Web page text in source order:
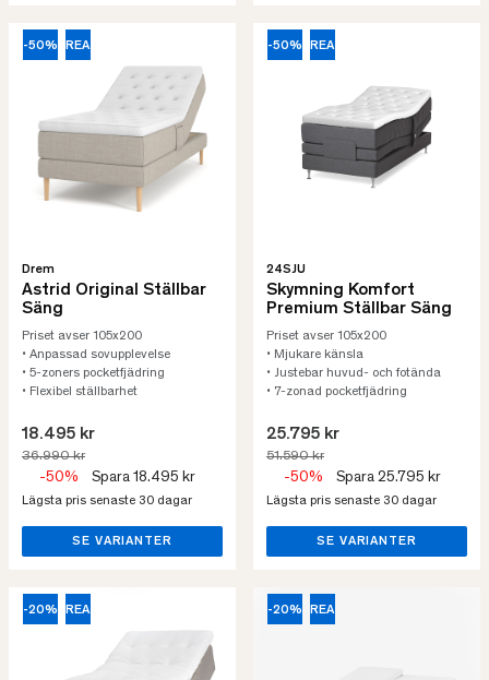
-50% REA
Drem
Astrid Original Ställbar
Säng
Priset avser 105x200
• Anpassad sovupplevelse
• 5-zoners pocketfjädring
• Flexibel ställbarhet
18.495 kr
36.990 kr
-50% Spara 18.495 kr
Lägsta pris senaste 30 dagar
SE VARIANTER
-50% REA
24SJU
Skymning Komfort
Premium Ställbar Säng
Priset avser 105x200
• Mjukare känsla
• Justebar huvud- och fotända
• 7-zonad pocketfjädring
25.795 kr
51.590 kr
-50% Spara 25.795 kr
Lägsta pris senaste 30 dagar
SE VARIANTER
-20% REA -20% REA